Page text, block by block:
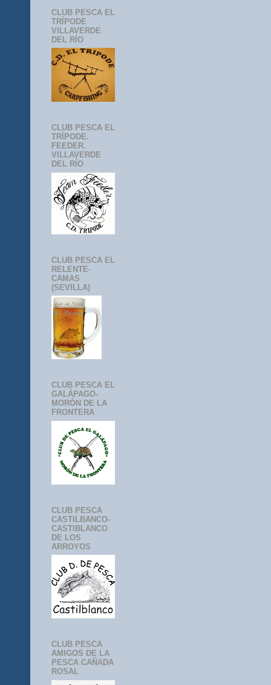
CLUB PESCA EL
TRÍPODE
VILLAVERDE
DEL RÍO
CLUB PESCA EL
TRÍPODE.
FEEDER.
VILLAVERDE
DEL RÍO
CLUB PESCA EL
RELENTE-
CAMAS
(SEVILLA)
CLUB PESCA EL
GALÁPAGO-
MORÓN DE LA
FRONTERA
CLUB PESCA
CASTILBANCO-
CASTIBLANCO
DE LOS
ARROYOS
CLUB PESCA
AMIGOS DE LA
PESCA CAÑADA
ROSAL